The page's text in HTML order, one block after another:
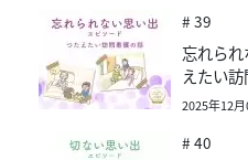
# 39
忘れら
えたい訪
2025年12月
# 40